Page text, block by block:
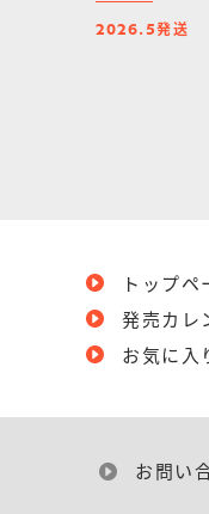
2026.5発送
トップペ
発売カレ
お気に入
お問い